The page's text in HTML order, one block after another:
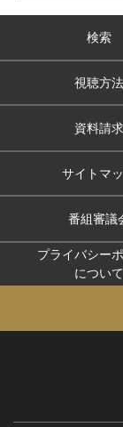
検索
視聴方法
資料請求
サイトマ
番組審議
プライバシー
について